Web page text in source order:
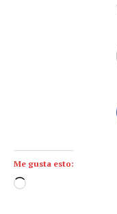
Me gusta esto:
C